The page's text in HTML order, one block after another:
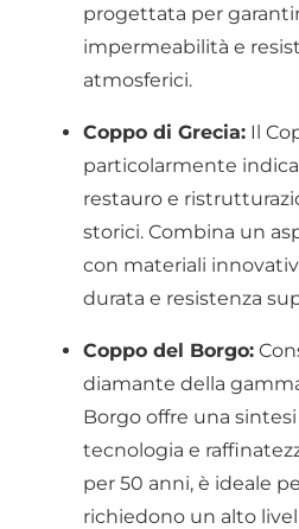
progettata per
impermeabilità e
atmosferici.
Coppo di Grecia: Il
particolarmente
restauro e
storici. Combina un
con materiali
durata e resistenza
Coppo del Borgo:
diamante della
Borgo offre una
tecnologia e
per 50 anni, è ideale
richiedono un alto